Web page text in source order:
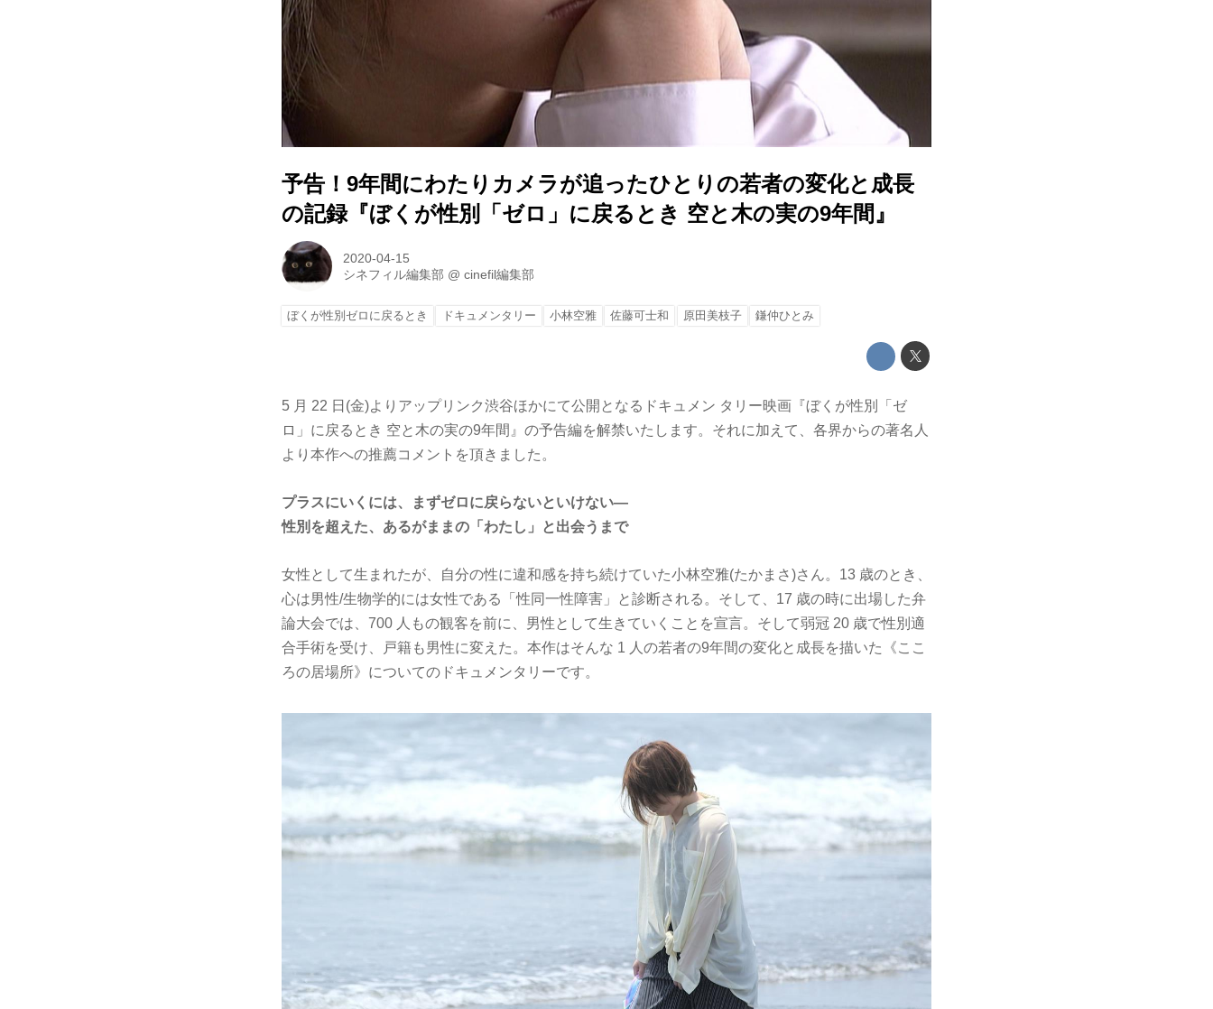
予告！9年間にわたりカメラが追ったひとりの若者の変化と成長
の記録『ぼくが性別「ゼロ」に戻るとき 空と木の実の9年間』
2020-04-15
シネフィル編集部 @cinefil編集部
ぼくが性別ゼロに戻るとき ドキュメンタリー 小林空雅 佐藤可士和 原田美枝子 鎌仲ひとみ
5 月 22 日(金)よりアップリンク渋谷ほかにて公開となるドキュメン タリー映画『ぼくが性別「ゼ
ロ」に戻るとき 空と木の実の9年間』の予告編を解禁いたします。それに加えて、各界からの著名人
より本作への推薦コメントを頂きました。
プラスにいくには、まずゼロに戻らないといけない―
性別を超えた、あるがままの「わたし」と出会うまで
女性として生まれたが、自分の性に違和感を持ち続けていた小林空雅(たかまさ)さん。13 歳のとき、
心は男性/生物学的には女性である「性同一性障害」と診断される。そして、17 歳の時に出場した弁
論大会では、700 人もの観客を前に、男性として生きていくことを宣言。そして弱冠 20 歳で性別適
合手術を受け、戸籍も男性に変えた。本作はそんな 1 人の若者の9年間の変化と成長を描いた《ここ
ろの居場所》についてのドキュメンタリーです。